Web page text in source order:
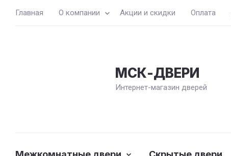
Главная О компании Акции и скидки Оплата
МСК-ДВЕРИ
Интернет-магазин дверей